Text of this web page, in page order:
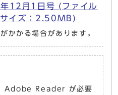
12月1日号 (ファイル
イズ：2.50MB)
かかる場合があります。
Adobe Reader が必要